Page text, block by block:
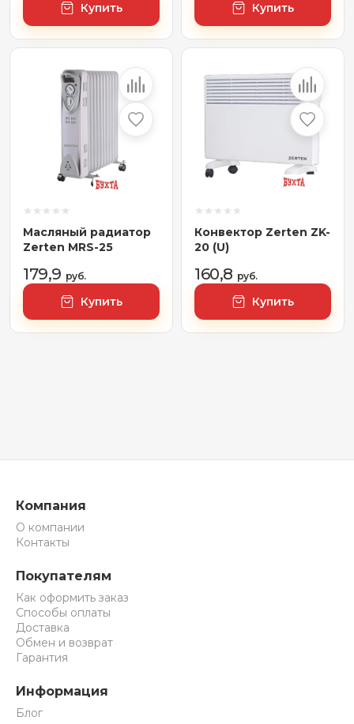
Купить Купить
Масляный радиатор
Zerten MRS-25
179,9 руб.
Купить
Конвектор Zerten ZK-
20 (U)
160,8 руб.
Купить
Компания
О компании
Контакты
Покупателям
Как оформить заказ
Способы оплаты
Доставка
Обмен и возврат
Гарантия
Информация
Блог